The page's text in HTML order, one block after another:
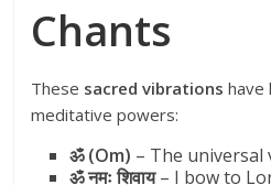
Chants
These sacred vibrations have
meditative powers:
ॐ (Om) – The universal
ॐ नमः शिवाय– I bow to